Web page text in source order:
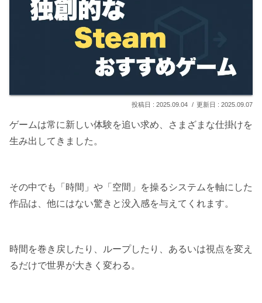
2025.09.04 2025.09.07
ゲームは常に新しい体験を追い求め、さまざまな仕掛けを
生み出してきました。
その中でも「時間」や「空間」を操るシステムを軸にした
作品は、他にはない驚きと没入感を与えてくれます。
時間を巻き戻したり、ループしたり、あるいは視点を変え
るだけで世界が大きく変わる。